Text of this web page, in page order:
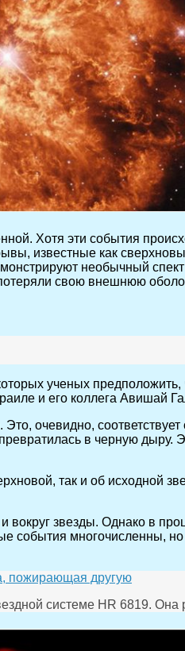
Хотя эти события
известные как
необычный
свою внешнюю
ученых
и его коллега Авишай
очевидно,
в черную
так и об исходной
звезды. Однако в
многочисленны,
пожирающая другую
системе HR 6819.